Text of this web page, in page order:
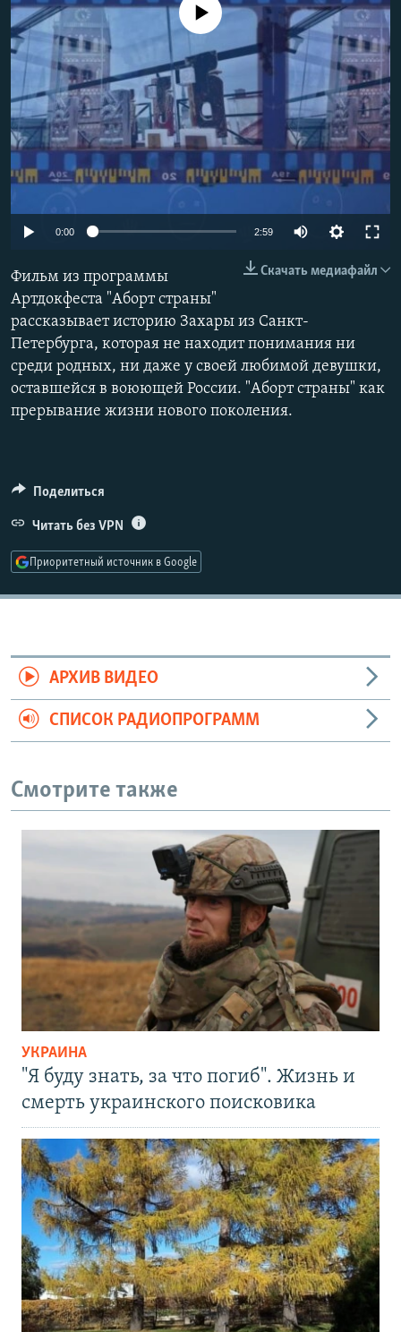
РАСПИСАНИЕ ВЕЩАНИЯ
ПОДПИШИТЕСЬ НА РАССЫЛКУ
СОЦИАЛЬНЫЕ СЕТИ
Все сайты РСЕ/РС
No media source currently available
0:00 2:59
1080p
Скачать медиафайл
Фильм из программы
Артдокфеста "Аборт страны"
рассказывает историю Захары из Санкт-
Петербурга, которая не находит понимания ни
среди родных, ни даже у своей любимой девушки,
оставшейся в воюющей России. "Аборт страны" как
прерывание жизни нового поколения.
Поделиться
Читать без VPN
Приоритетный источник в Google
АРХИВ ВИДЕО
СПИСОК РАДИОПРОГРАММ
Смотрите также
УКРАИНА
"Я буду знать, за что погиб". Жизнь и
смерть украинского поисковика